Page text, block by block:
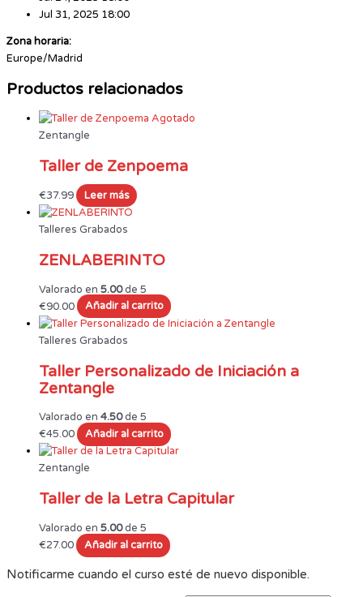
Jul 31, 2025 18:00
Zona horaria:
Europe/Madrid
Productos relacionados
Agotado
Zentangle
Taller de Zenpoema
€37.99 Leer más
Talleres Grabados
ZENLABERINTO
Valorado en 5.00de 5
€90.00 Añadir al carrito
Talleres Grabados
Taller Personalizado de Iniciación a
Zentangle
Valorado en 4.50de 5
€45.00 Añadir al carrito
Zentangle
Taller de la Letra Capitular
Valorado en 5.00de 5
€27.00 Añadir al carrito
Notificarme cuando el curso esté de nuevo disponible.